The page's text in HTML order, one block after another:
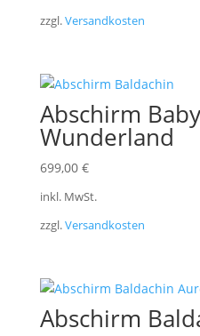
zzgl.Versandkosten
Abschirm
Wunderland
699,00 €
inkl. MwSt.
zzgl.Versandkosten
Abschirm